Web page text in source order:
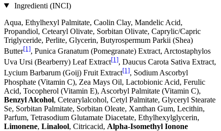
Ingredienti (INCI)
Aqua, Ethylhexyl Palmitate, Caolin Clay, Mandelic Acid,
Propandiol, Cetearyl Olivate, Sorbitan Olivate, Caprylic/Capric
Triglyceride, Perlite, Glycerin, Butyrospermum Parkii (Shea)
Butter[1], Punica Granatum (Pomegranate) Extract, Arctostaphylos
Uva Ursi (Bearberry) Leaf Extract[1], Daucus Carota Sativa Extract,
Lycium Barbarum (Goij) Fruit Extract[1], Sodium Ascorbyl
Phosphate (Vitamin C), Zea Mays Oil, Lactobionic Acid, Ferulic
Acid, Tocopherol (Vitamin E), Ascorbyl Palmitate (Vitamin C),
Benzyl Alcohol, Cetearylalcohol, Cetyl Palmitate, Glyceryl Stearate
Se, Sorbitan Palmitate, Sorbitan Oleate, Xanthan Gum, Lecithin,
Parfum, Tetrasodium Glutamate Diacetate, Ethylhexylglycerin,
Limonene, Linalool, Citricacid, Alpha-Isomethyl Ionone